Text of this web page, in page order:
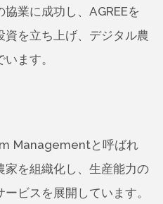
業に成功し、AGREEを
を立ち上げ、デジタル農
ます。
Managementと呼ばれ
家を組織化し、生産能力の
ビスを展開しています。